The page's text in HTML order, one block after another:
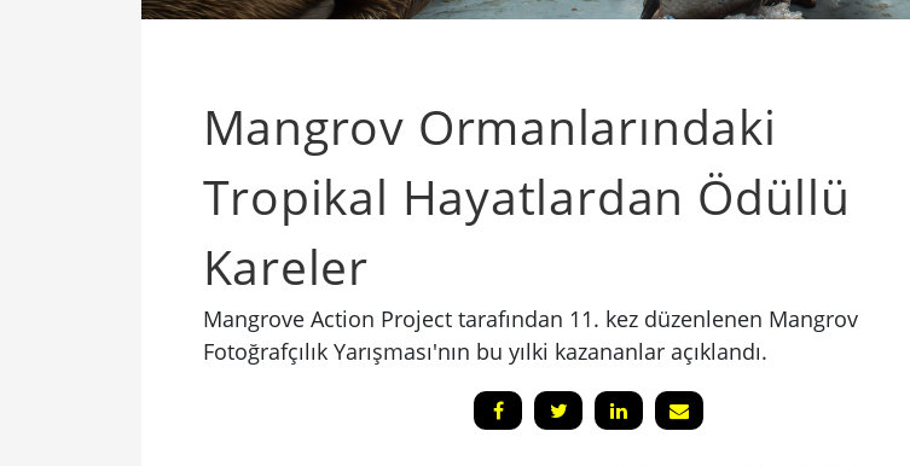
Mangrov Ormanlarındaki
Tropikal Hayatlardan Ödüllü
Kareler
Mangrove Action Project tarafından 11. kez düzenlenen Mangrov
Fotoğrafçılık Yarışması'nın bu yılki kazananlar açıklandı.